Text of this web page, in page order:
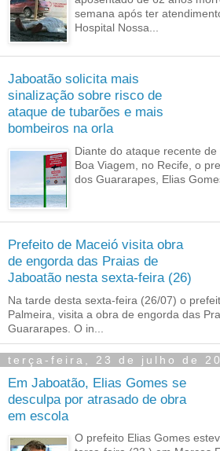
semana após ter
Hospital Nossa...
Jaboatão solicita mais
sinalização sobre risco de
ataque de tubarões e mais
bombeiros na orla
Diante do ataque recente
Boa Viagem, no Recife, o
dos Guararapes, Elias
Prefeito de Maceió visita obra
de engorda das Praias de
Jaboatão nesta sexta-feira (26)
Na tarde desta sexta-feira (26/07) o
Palmeira, visita a obra de engorda das
Guararapes. O in...
terça-feira, 23 de julho de
Em Jaboatão, Elias Gomes se
desculpa por atrasado de obra
em escola
O prefeito Elias Gomes